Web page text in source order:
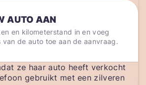
AUTO AAN
en kilometerstand in en voeg
de auto toe aan de aanvraag.